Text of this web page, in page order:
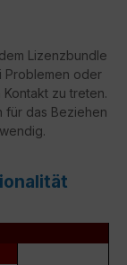
Lizenzbundle
Problemen oder
zu treten.
für das Beziehen